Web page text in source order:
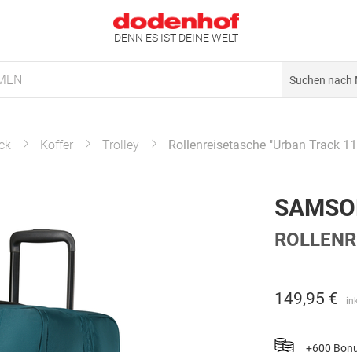
DENN ES IST DEINE WELT
Koffer Trolley Rollenreisetasche "Urban Track
149,95 €
+600